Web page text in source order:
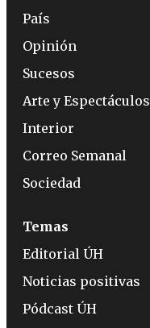
País
Opinión
Sucesos
Arte y Espectáculos
Interior
Correo Semanal
Sociedad
Temas
Editorial ÚH
Noticias positivas
Pódcast ÚH